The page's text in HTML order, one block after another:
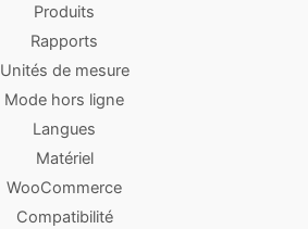
Produits
Rapports
Unités de mesure
Mode hors ligne
Langues
Matériel
WooCommerce
Compatibilité